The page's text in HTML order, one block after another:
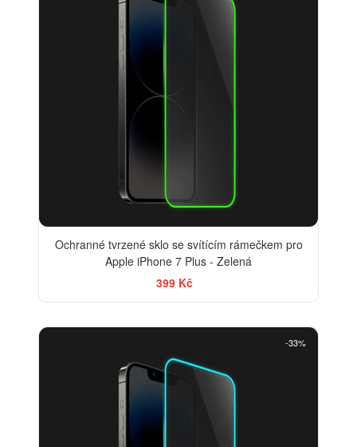
Ochranné tvrzené sklo se svítícím rámečkem pro
Apple iPhone 7 Plus - Zelená
399 Kč
-33%